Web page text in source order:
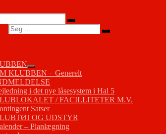
Søg
Søg
Søg
KLUBBEN – Generelt
i det nye låsesystem i Hal 5
/ FACILLITETER M.V.
Satser
OG UDSTYR
– Planlægning